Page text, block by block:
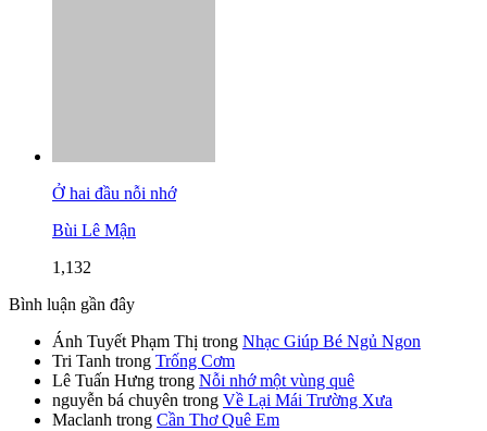
Ở hai đầu nỗi nhớ
Bùi Lê Mận
1,132
Bình luận gần đây
Ánh Tuyết Phạm Thị trong Nhạc Giúp Bé Ngủ Ngon
Tri Tanh trong Trống Cơm
Lê Tuấn Hưng trong Nỗi nhớ một vùng quê
nguyễn bá chuyên trong Về Lại Mái Trường Xưa
Maclanh trong Cần Thơ Quê Em